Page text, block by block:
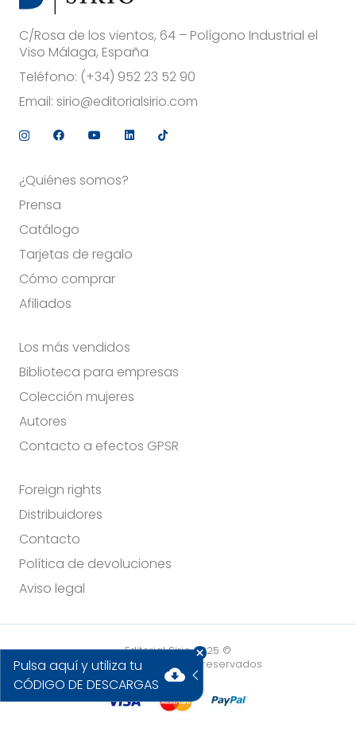
C/Rosa de los vientos, 64 – Polígono Industrial el
Viso Málaga, España
Teléfono: (+34) 952 23 52 90
Email: sirio@editorialsirio.com
cloud_download
Pulsa aquí y utiliza tu
CÓDIGO DE DESCARGAS
¿Quiénes somos?
Prensa
Catálogo
Tarjetas de regalo
Cómo comprar
Afiliados
Los más vendidos
Biblioteca para empresas
Colección mujeres
Autores
Contacto a efectos GPSR
Foreign rights
Distribuidores
Contacto
Política de devoluciones
Aviso legal
Editorial Sirio 2025 ©
Todos los derechos reservados